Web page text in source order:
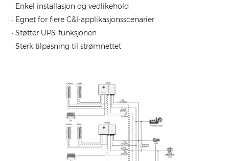
· Enkel installasjon og vedlikehold
· Egnet for flere C&I-applikasjonsscenarier
· Støtter UPS-funksjonen
· Sterk tilpasning til strømnettet